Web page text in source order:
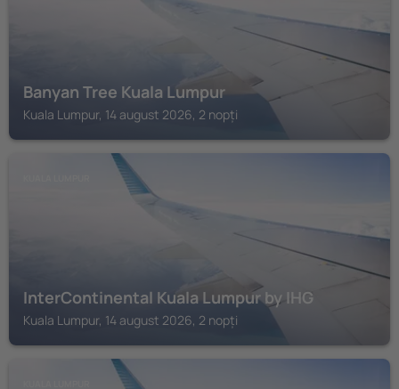
Banyan Tree Kuala Lumpur
Kuala Lumpur, 14 august 2026, 2 nopți
InterContinental Kuala Lumpur by IHG
Kuala Lumpur, 14 august 2026, 2 nopți